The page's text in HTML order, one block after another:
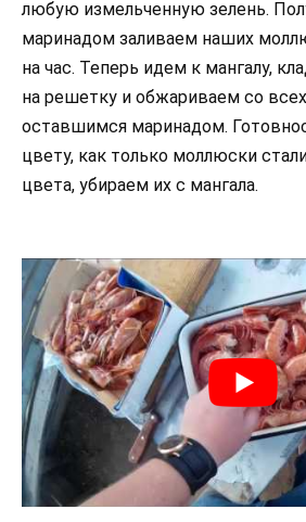
любую измельченную зелень.
маринадом заливаем наших
на час. Теперь идем к мангалу,
на решетку и обжариваем со
оставшимся маринадом.
цвету, как только моллюски
цвета, убираем их с мангала.